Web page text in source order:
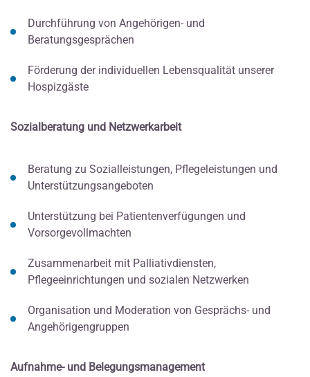
Durchführung von Angehörigen- und
Beratungsgesprächen
Förderung der individuellen Lebensqualität unserer
Hospizgäste
Sozialberatung und Netzwerkarbeit
Beratung zu Sozialleistungen, Pflegeleistungen und
Unterstützungsangeboten
Unterstützung bei Patientenverfügungen und
Vorsorgevollmachten
Zusammenarbeit mit Palliativdiensten,
Pflegeeinrichtungen und sozialen Netzwerken
Organisation und Moderation von Gesprächs- und
Angehörigengruppen
Aufnahme- und Belegungsmanagement